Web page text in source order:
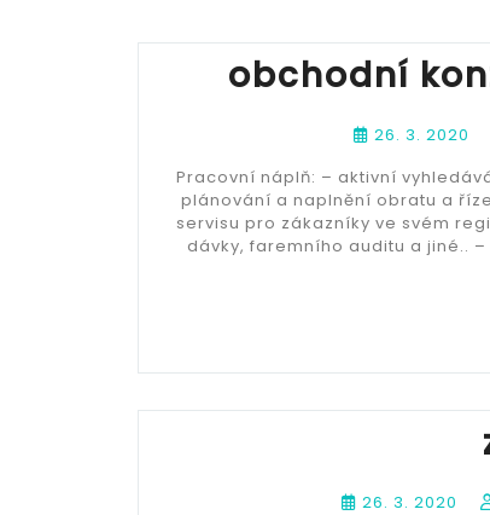
obchodní
26. 3. 2020
Pracovní náplň: – aktivní
plánování a naplnění obratu a
servisu pro zákazníky ve svém
dávky, faremního auditu a jiné..
26. 3. 2020